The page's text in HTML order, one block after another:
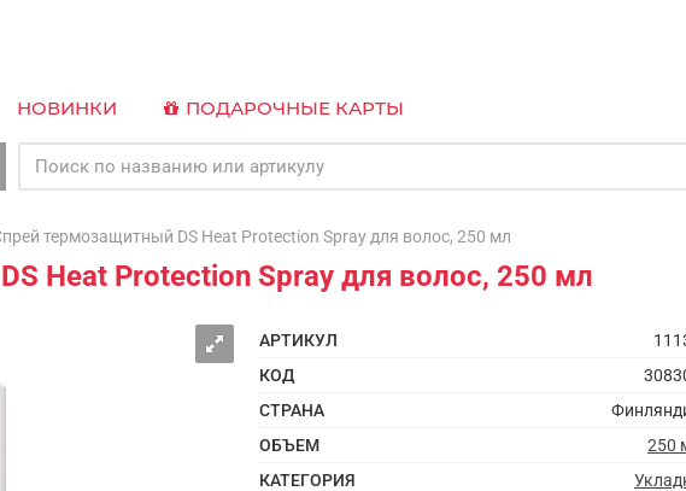
НОВИНКИ ПОДАРОЧНЫЕ КАРТЫ
термозащитный DS Heat Protection Spray для волос, 250 мл
Heat Protection Spray для волос, 250 мл
АРТИКУЛ
КОД
СТРАНА
ОБЪЕМ
250
КАТЕГОРИЯ